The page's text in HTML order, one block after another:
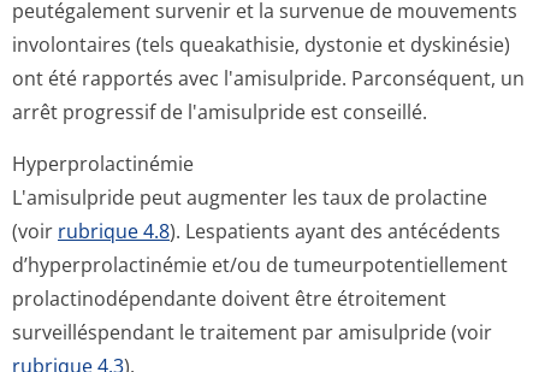
peutégalement survenir et la survenue de mouvements
involontaires (tels queakathisie, dystonie et dyskinésie)
ont été rapportés avec l'amisulpride. Parconséquent, un
arrêt progressif de l'amisulpride est conseillé.
Hyperprolactinémie
L'amisulpride peut augmenter les taux de prolactine
(voir rubrique 4.8). Lespatients ayant des antécédents
d’hyperprolac­tinémie et/ou de tumeurpotenti­ellement
prolactinodépen­dante doivent être étroitement
surveilléspendant le traitement par amisulpride (voir
rubrique 4.3).